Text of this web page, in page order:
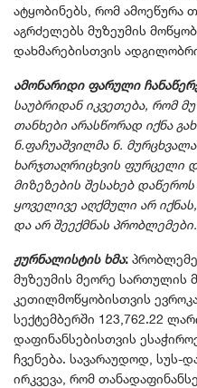
ატყობინებს, რომ ამოეწურა
აგრძელებს მუზეუმის
დახმარებისთვის
ამონარიდი ფარული
საუბრიდან იკვეთება, რომ
თანხები არასწორად იქნა
ნ.ფაჩუაშვილმა ნ.
ხარჯთაღრიცხვის ფურცელი
მიზეზების შესახებ
ყოველივე აღქმული არ
და არ შეექმნას პრობლემები.
ჟურნალისტის ხმა:
მუზეუმის მეორე სართულის
კეთილმოწყობისთვის
სექტემბერში 123,762.22
დაფინანსებისთვის
ჩვენება. სავარაუდოდ, სუს-
ირკვევა, რომ